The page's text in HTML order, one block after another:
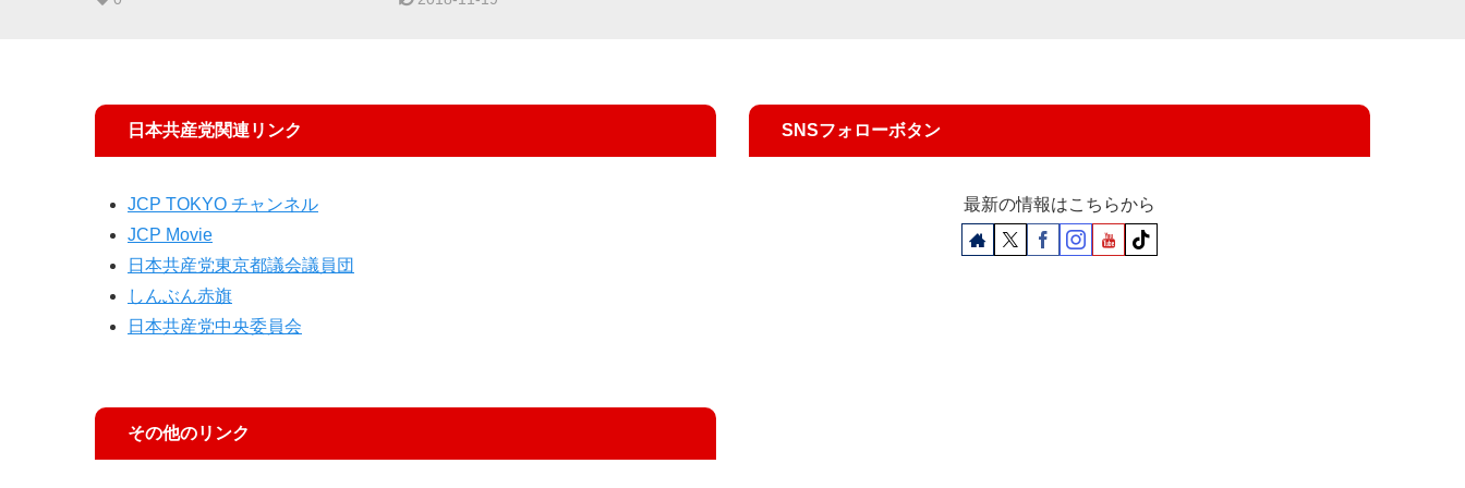
日本共産党関連リンク
JCP TOKYO チャンネル
JCP Movie
日本共産党東京都議会議員団
しんぶん赤旗
日本共産党中央委員会
その他のリンク
SNSフォローボタン
最新の情報はこちらから